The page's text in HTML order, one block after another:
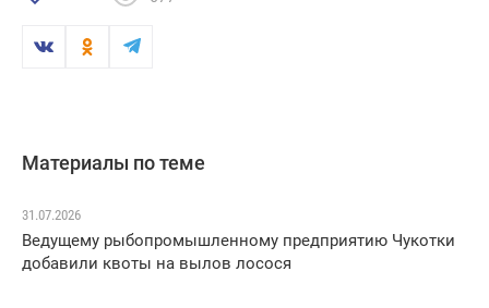
Материалы по теме
31.07.2026
Ведущему рыбопромышленному предприятию Чукотки
добавили квоты на вылов лосося